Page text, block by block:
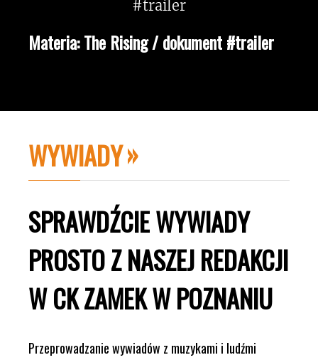
Materia: The Rising / dokument #trailer
WYWIADY
SPRAWDŹCIE WYWIADY
PROSTO Z NASZEJ REDAKCJI
W CK ZAMEK W POZNANIU
Przeprowadzanie wywiadów z muzykami i ludźmi